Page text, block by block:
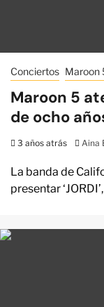
Conciertos Maroon
Maroon 5
de ocho
3 años atrás Aina
La banda de
presentar